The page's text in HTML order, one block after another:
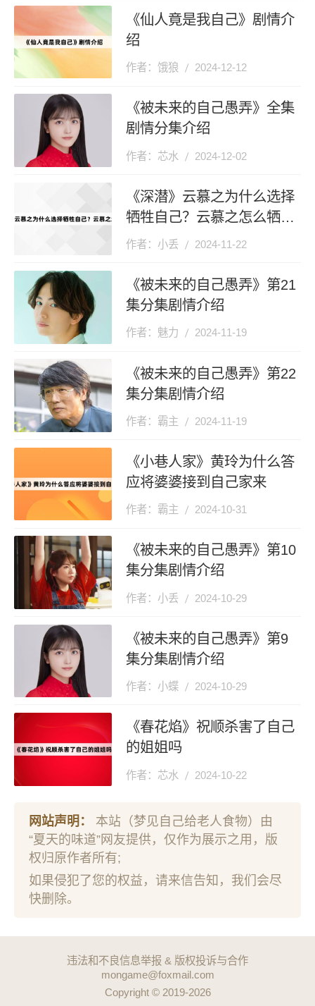
《仙人竟是我自己》剧情介
绍
作者：饿狼 2024-12-12
《被未来的自己愚弄》全集
剧情分集介绍
作者：芯水 2024-12-02
《深潜》云慕之为什么选择
牺牲自己？云慕之怎么牺牲
的？
作者：小丢 2024-11-22
《被未来的自己愚弄》第21
集分集剧情介绍
作者：魅力 2024-11-19
《被未来的自己愚弄》第22
集分集剧情介绍
作者：霸主 2024-11-19
《小巷人家》黄玲为什么答
应将婆婆接到自己家来
作者：霸主 2024-10-31
《被未来的自己愚弄》第10
集分集剧情介绍
作者：小丢 2024-10-29
《被未来的自己愚弄》第9
集分集剧情介绍
作者：小蝶 2024-10-29
《春花焰》祝顺杀害了自己
的姐姐吗
作者：芯水 2024-10-22
网站声明：
本站（梦见自己给老人食物）由
“夏天的味道”网友提供，仅作为展示之用，版
权归原作者所有;
如果侵犯了您的权益，请来信告知，我们会尽
快删除。
违法和不良信息举报 & 版权投诉与合作
mongame@foxmail.com
Copyright © 2019-2026